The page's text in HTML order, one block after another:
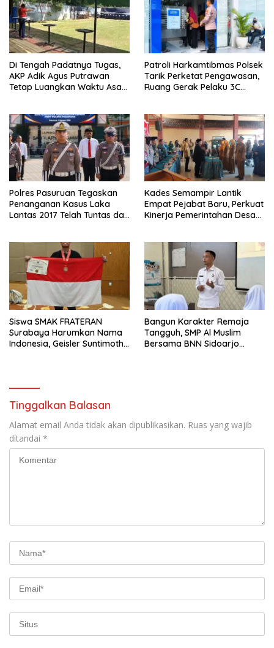
Di Tengah Padatnya Tugas,
AKP Adik Agus Putrawan
Tetap Luangkan Waktu Asah
Patroli Harkamtibmas Polsek
Tarik Perketat Pengawasan,
Ruang Gerak Pelaku 3C
Polres Pasuruan Tegaskan
Penanganan Kasus Laka
Lantas 2017 Telah Tuntas dan
Kades Semampir Lantik
Empat Pejabat Baru, Perkuat
Kinerja Pemerintahan Desa
Siswa SMAK FRATERAN
Surabaya Harumkan Nama
Indonesia, Geisler Suntimothy
Bangun Karakter Remaja
Tangguh, SMP Al Muslim
Bersama BNN Sidoarjo
Tinggalkan Balasan
Alamat email Anda tidak akan dipublikasikan. Ruas yang wajib
ditandai *